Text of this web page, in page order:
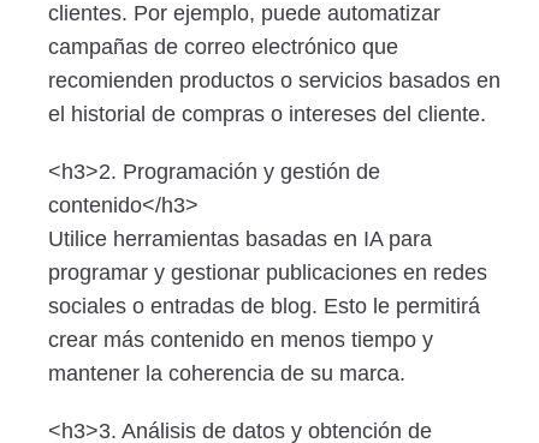
clientes. Por ejemplo, puede automatizar
campañas de correo electrónico que
recomienden productos o servicios basados en
el historial de compras o intereses del cliente.
<h3>2. Programación y gestión de
contenido</h3>
Utilice herramientas basadas en IA para
programar y gestionar publicaciones en redes
sociales o entradas de blog. Esto le permitirá
crear más contenido en menos tiempo y
mantener la coherencia de su marca.
<h3>3. Análisis de datos y obtención de